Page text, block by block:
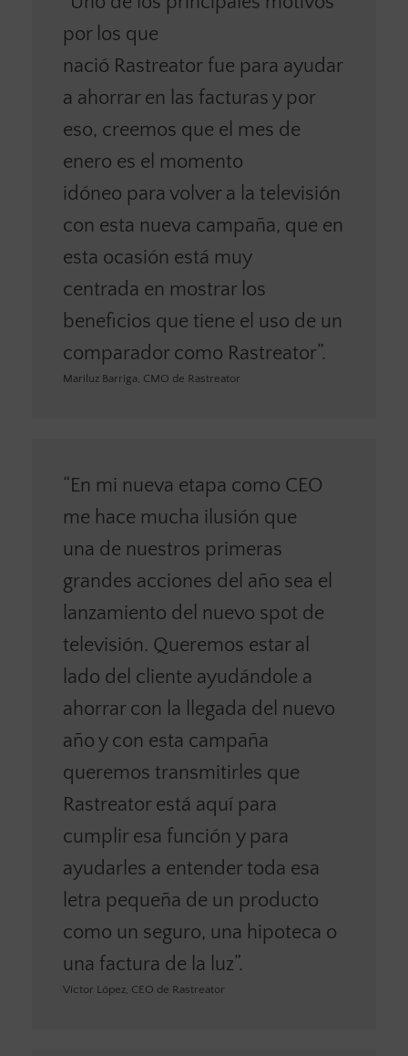
por los que
nació Rastreator fue para ayudar
a ahorrar en las facturas y por
eso, creemos que el mes de
enero es el momento
idóneo para volver a la televisión
con esta nueva campaña, que en
esta ocasión está muy
centrada en mostrar los
beneficios que tiene el uso de un
comparador como Rastreator”.
Mariluz Barriga, CMO de Rastreator
“En mi nueva etapa como CEO
me hace mucha ilusión que
una de nuestros primeras
grandes acciones del año sea el
lanzamiento del nuevo spot de
televisión. Queremos estar al
lado del cliente ayudándole a
ahorrar con la llegada del nuevo
año y con esta campaña
queremos transmitirles que
Rastreator está aquí para
cumplir esa función y para
ayudarles a entender toda esa
letra pequeña de un producto
como un seguro, una hipoteca o
una factura de la luz”.
Víctor López, CEO de Rastreator